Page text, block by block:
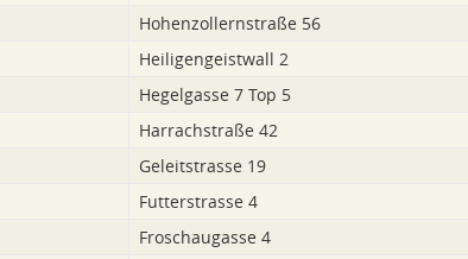
Hohenzollernstraße 56
Heiligengeistwall 2
Hegelgasse 7 Top 5
Harrachstraße 42
Geleitstrasse 19
Futterstrasse 4
Froschaugasse 4